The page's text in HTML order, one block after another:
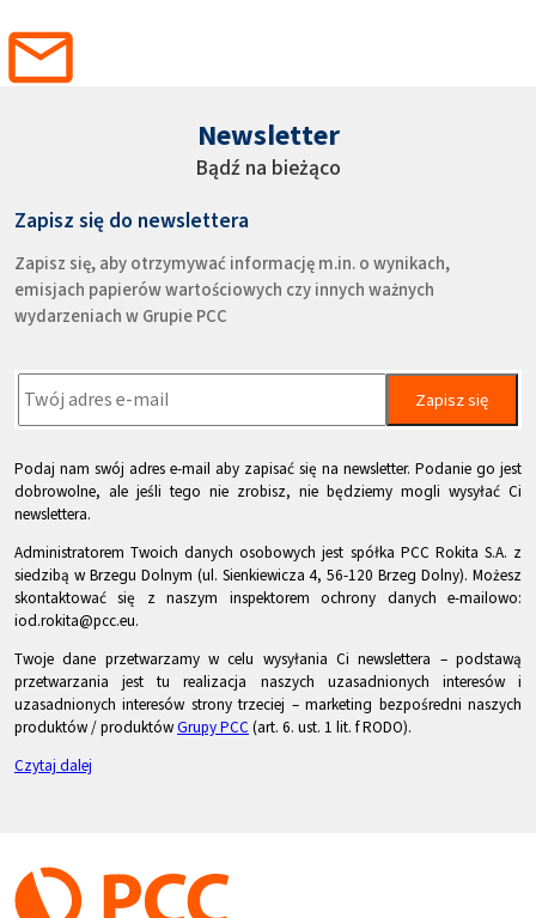
Newsletter
Bądź na bieżąco
Zapisz się do newslettera
Zapisz się, aby otrzymywać informację m.in. o wynikach,
emisjach papierów wartościowych czy innych ważnych
wydarzeniach w Grupie PCC
Zapisz się
Podaj nam swój adres e-mail aby zapisać się na newsletter. Podanie go jest
dobrowolne, ale jeśli tego nie zrobisz, nie będziemy mogli wysyłać Ci
newslettera.
Administratorem Twoich danych osobowych jest spółka PCC Rokita S.A. z
siedzibą w Brzegu Dolnym (ul. Sienkiewicza 4, 56-120 Brzeg Dolny). Możesz
skontaktować się z naszym inspektorem ochrony danych e-mailowo:
iod.rokita@pcc.eu.
Twoje dane przetwarzamy w celu wysyłania Ci newslettera – podstawą
przetwarzania jest tu realizacja naszych uzasadnionych interesów i
uzasadnionych interesów strony trzeciej – marketing bezpośredni naszych
produktów / produktówGrupy PCC (art. 6. ust. 1 lit. f RODO).
Czytaj dalej